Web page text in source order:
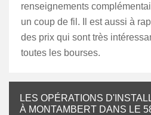
renseignements
un coup de fil. Il est aussi à
des prix qui sont très
toutes les bourses.
LES OPÉRATIONS
À MONTAMBERT DANS LE